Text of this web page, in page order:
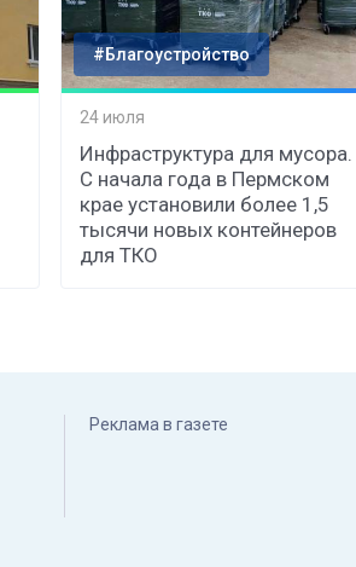
#Благоустройство
24 июля
Инфраструктура для мусора.
С начала года в Пермском
крае установили более 1,5
тысячи новых контейнеров
для ТКО
Реклама в газете